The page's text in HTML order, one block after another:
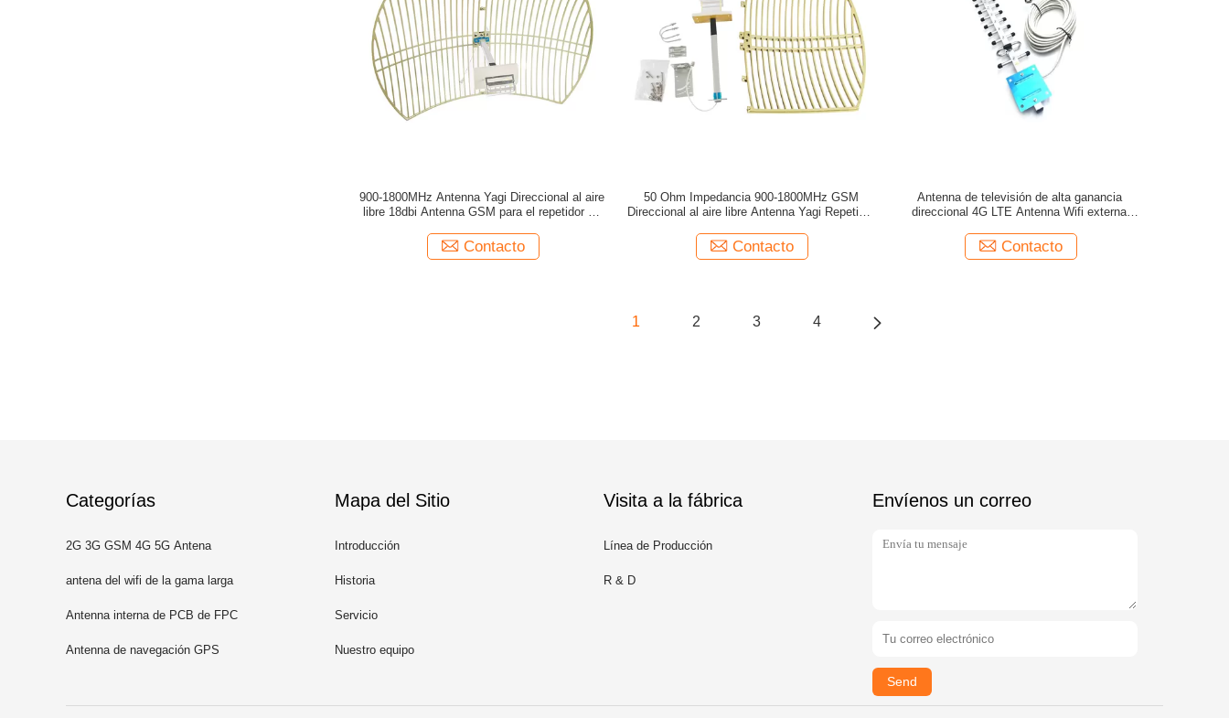
900-1800MHz Antenna Yagi Direccional al aire
libre 18dbi Antenna GSM para el repetidor de
Contacto
50 Ohm Impedancia 900-1800MHz GSM
Direccional al aire libre Antenna Yagi Repetidor
Contacto
Antenna de televisión de alta ganancia
direccional 4G LTE Antenna Wifi externa
Contacto
1 2 3 4
Categorías
2G 3G GSM 4G 5G Antena
antena del wifi de la gama larga
Antenna interna de PCB de FPC
Antenna de navegación GPS
Mapa del Sitio
Introducción
Historia
Servicio
Nuestro equipo
Visita a la fábrica
Línea de Producción
R & D
Envíenos un correo
Send